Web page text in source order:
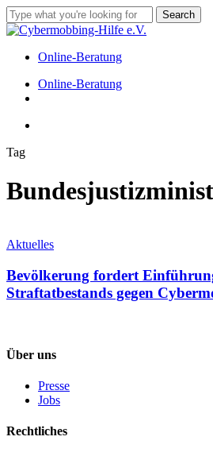
Skip
to
main
content
Search
Close
Online-Beratung
Menu
Online-Beratung
Tag
fordert
eines
eigenen
Straftatbestands
Aktuelles
Bevölkerung fordert
Straftatbestands gegen
Über uns
Presse
Jobs
Rechtliches